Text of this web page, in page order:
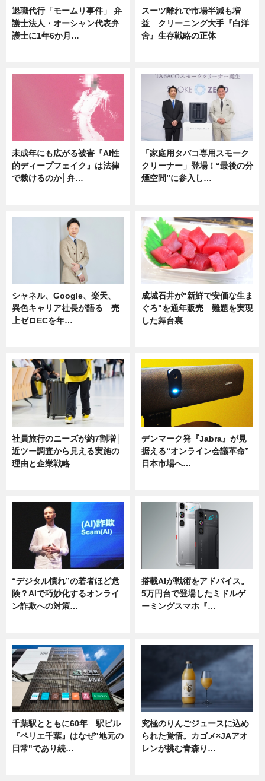
退職代行「モームリ事件」 弁
護士法人・オーシャン代表弁
護士に1年6か月…
スーツ離れで市場半減も増
益 クリーニング大手『白洋
舍』生存戦略の正体
未成年にも広がる被害『AI性
的ディープフェイク』は法律
で裁けるのか│弁…
「家庭用タバコ専用スモーク
クリーナー」登場！“最後の分
煙空間”に参入し…
シャネル、Google、楽天、
異色キャリア社長が語る 売
上ゼロECを年…
成城石井が"新鮮で安価な生ま
ぐろ"を通年販売 難題を実現
した舞台裏
社員旅行のニーズが約7割増│
近ツー調査から見える実施の
理由と企業戦略
デンマーク発『Jabra』が見
据える“オンライン会議革命”
日本市場へ…
“デジタル慣れ”の若者ほど危
険？AIで巧妙化するオンライ
ン詐欺への対策…
搭載AIが戦術をアドバイス。
5万円台で登場したミドルゲ
ーミングスマホ『…
千葉駅とともに60年 駅ビル
『ペリエ千葉』はなぜ"地元の
日常"であり続…
究極のりんごジュースに込め
られた覚悟。カゴメ×JAアオ
レンが挑む青森り…